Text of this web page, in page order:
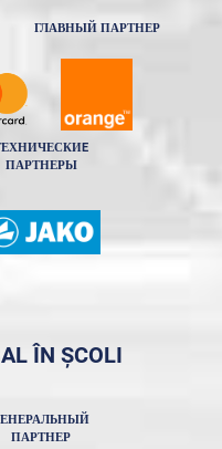
ГЛАВНЫЙ ПАРТНЕР
ПАРТНЕРЫ
ÎN ȘCOLI
ПАРТНЕР